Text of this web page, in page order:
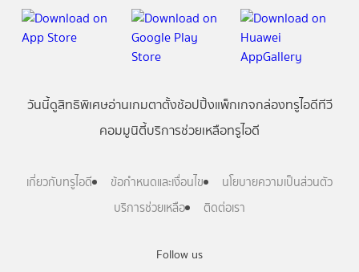
Follow us
วันนี้ดูสิทธิพิเศษอ่านเกมตาตั้งช้อปปิ้งแพ็กเกจกล่องทรูไอดีทีวี
คอมมูนิตี้บริการช่วยเหลือทรูไอดี
เกี่ยวกับทรูไอดี ข้อกำหนดและเงื่อนไข
นโยบายความเป็นส่วนตัว
บริการช่วยเหลือ
ติดต่อเรา